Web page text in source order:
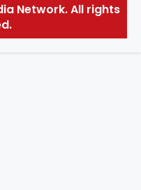
Network. All rights